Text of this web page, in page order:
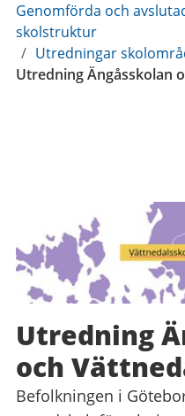
Genomförda och
skolstruktur
/ Utredningar
Utredning Ängåsskolan
Utredning
och
Befolkningen i